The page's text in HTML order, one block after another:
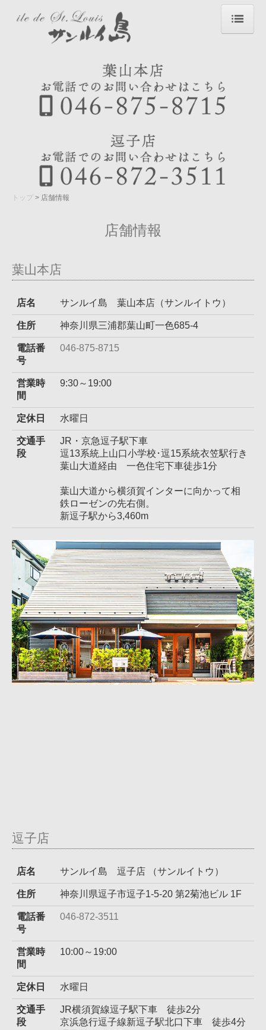
メニュー
焼菓子
店舗情報
トップ 店舗情報
店舗情報
葉山本店
店名 サンルイ島 葉山本店（サンルイトウ）
住所 神奈川県三浦郡葉山町一色685-4
電話番
号
046-875-8715
営業時
間
9:30～19:00
定休日 水曜日
交通手
段
JR・京急逗子駅下車
逗13系統上山口小学校･逗15系統衣笠駅行き
葉山大道経由 一色住宅下車徒歩1分
葉山大道から横須賀インターに向かって相
鉄ローゼンの先右側。
新逗子駅から3,460m
逗子店
店名 サンルイ島 逗子店 （サンルイトウ）
住所 神奈川県逗子市逗子1-5-20 第2菊池ビル 1F
電話番
号
046-872-3511
営業時
間
10:00～19:00
定休日 水曜日
交通手
段
JR横須賀線逗子駅下車 徒歩2分
京浜急行逗子線新逗子駅北口下車 徒歩4分